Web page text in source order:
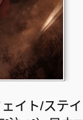
イト/ステ